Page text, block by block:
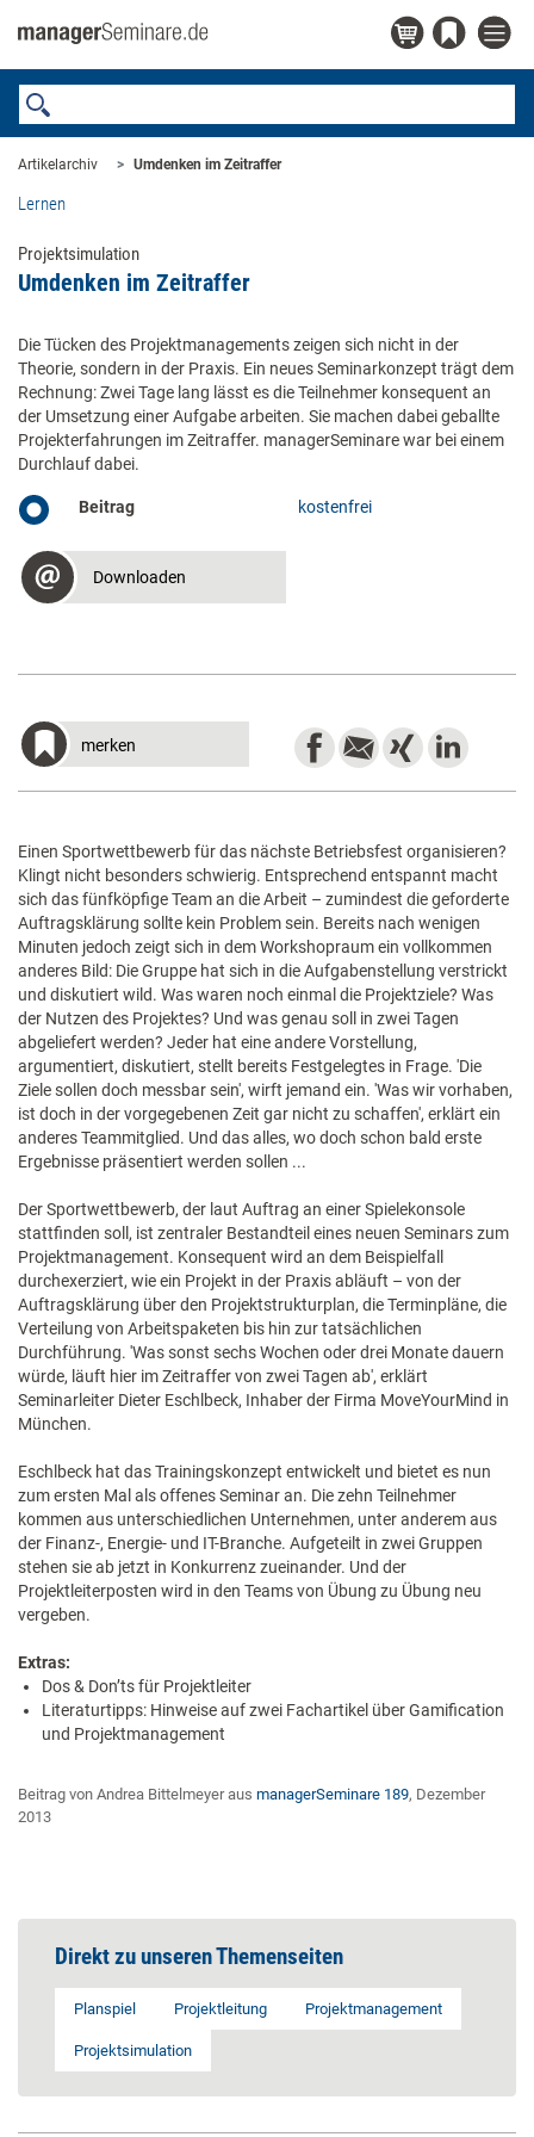
Artikelarchiv Umdenken im Zeitraffer
Lernen
Projektsimulation
Umdenken im Zeitraffer
Die Tücken des Projektmanagements zeigen sich nicht in der
Theorie, sondern in der Praxis. Ein neues Seminarkonzept trägt dem
Rechnung: Zwei Tage lang lässt es die Teilnehmer konsequent an
der Umsetzung einer Aufgabe arbeiten. Sie machen dabei geballte
Projekterfahrungen im Zeitraffer. managerSeminare war bei einem
Durchlauf dabei.
Beitrag kostenfrei
Downloaden
merken
Einen Sportwettbewerb für das nächste Betriebsfest organisieren?
Klingt nicht besonders schwierig. Entsprechend entspannt macht
sich das fünfköpfige Team an die Arbeit – zumindest die geforderte
Auftragsklärung sollte kein Problem sein. Bereits nach wenigen
Minuten jedoch zeigt sich in dem Workshopraum ein vollkommen
anderes Bild: Die Gruppe hat sich in die Aufgabenstellung verstrickt
und diskutiert wild. Was waren noch einmal die Projektziele? Was
der Nutzen des Projektes? Und was genau soll in zwei Tagen
abgeliefert werden? Jeder hat eine andere Vorstellung,
argumentiert, diskutiert, stellt bereits Festgelegtes in Frage. 'Die
Ziele sollen doch messbar sein', wirft jemand ein. 'Was wir vorhaben,
ist doch in der vorgegebenen Zeit gar nicht zu schaffen', erklärt ein
anderes Teammitglied. Und das alles, wo doch schon bald erste
Ergebnisse präsentiert werden sollen ...
Der Sportwettbewerb, der laut Auftrag an einer Spielekonsole
stattfinden soll, ist zentraler Bestandteil eines neuen Seminars zum
Projektmanagement. Konsequent wird an dem Beispielfall
durchexerziert, wie ein Projekt in der Praxis abläuft – von der
Auftragsklärung über den Projektstrukturplan, die Terminpläne, die
Verteilung von Arbeitspaketen bis hin zur tatsächlichen
Durchführung. 'Was sonst sechs Wochen oder drei Monate dauern
würde, läuft hier im Zeitraffer von zwei Tagen ab', erklärt
Seminarleiter Dieter Eschlbeck, Inhaber der Firma MoveYourMind in
München.
Eschlbeck hat das Trainingskonzept entwickelt und bietet es nun
zum ersten Mal als offenes Seminar an. Die zehn Teilnehmer
kommen aus unterschiedlichen Unternehmen, unter anderem aus
der Finanz-, Energie- und IT-Branche. Aufgeteilt in zwei Gruppen
stehen sie ab jetzt in Konkurrenz zueinander. Und der
Projektleiterposten wird in den Teams von Übung zu Übung neu
vergeben.
Extras:
Dos & Don’ts für Projektleiter
Literaturtipps: Hinweise auf zwei Fachartikel über Gamification
und Projektmanagement
Beitrag von Andrea Bittelmeyer aus managerSeminare 189, Dezember
2013
Direkt zu unseren Themenseiten
Planspiel Projektleitung Projektmanagement
Projektsimulation